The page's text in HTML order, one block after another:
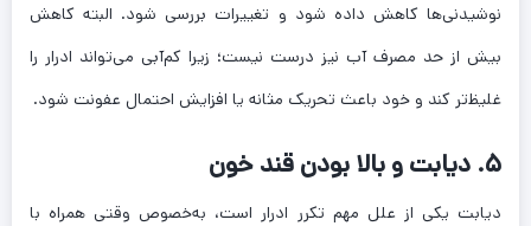
نوشیدنی‌ها کاهش داده شود و تغییرات بررسی شود. البته کاهش
بیش از حد مصرف آب نیز درست نیست؛ زیرا کم‌آبی می‌تواند ادرار را
غلیظ‌تر کند و خود باعث تحریک مثانه یا افزایش احتمال عفونت شود.
۵. دیابت و بالا بودن قند خون
دیابت یکی از علل مهم تکرر ادرار است، به‌خصوص وقتی همراه با